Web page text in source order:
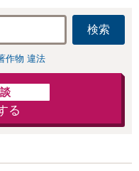
検索
作物 違法
る